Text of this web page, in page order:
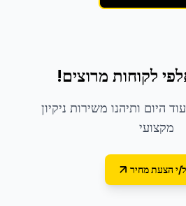
לקוחות מרוצים!
היום ותיהנו משירות ניקיון
מקצועי
י הצעת מחיר